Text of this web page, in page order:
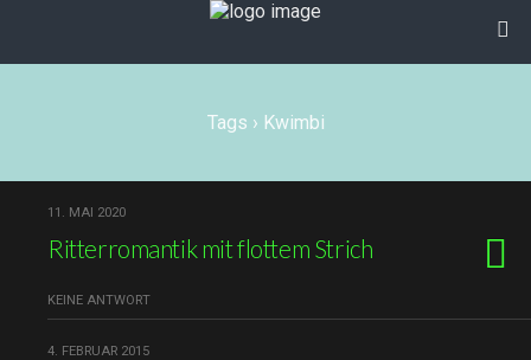
Tags › Kwimbi
11. MAI 2020
Ritterromantik mit flottem Strich
KEINE ANTWORT
4. FEBRUAR 2015